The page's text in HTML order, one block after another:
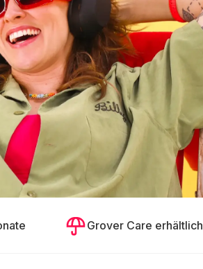
Grover Care erhältlich